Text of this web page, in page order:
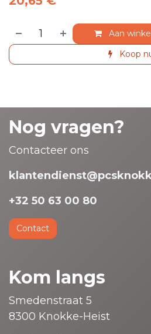
Aan
Koop
Nog vragen?
Contacteer ons
+32 50 63 00 80
Contact
Kom langs
Smedenstraat 5
8300 Knokke-Heist